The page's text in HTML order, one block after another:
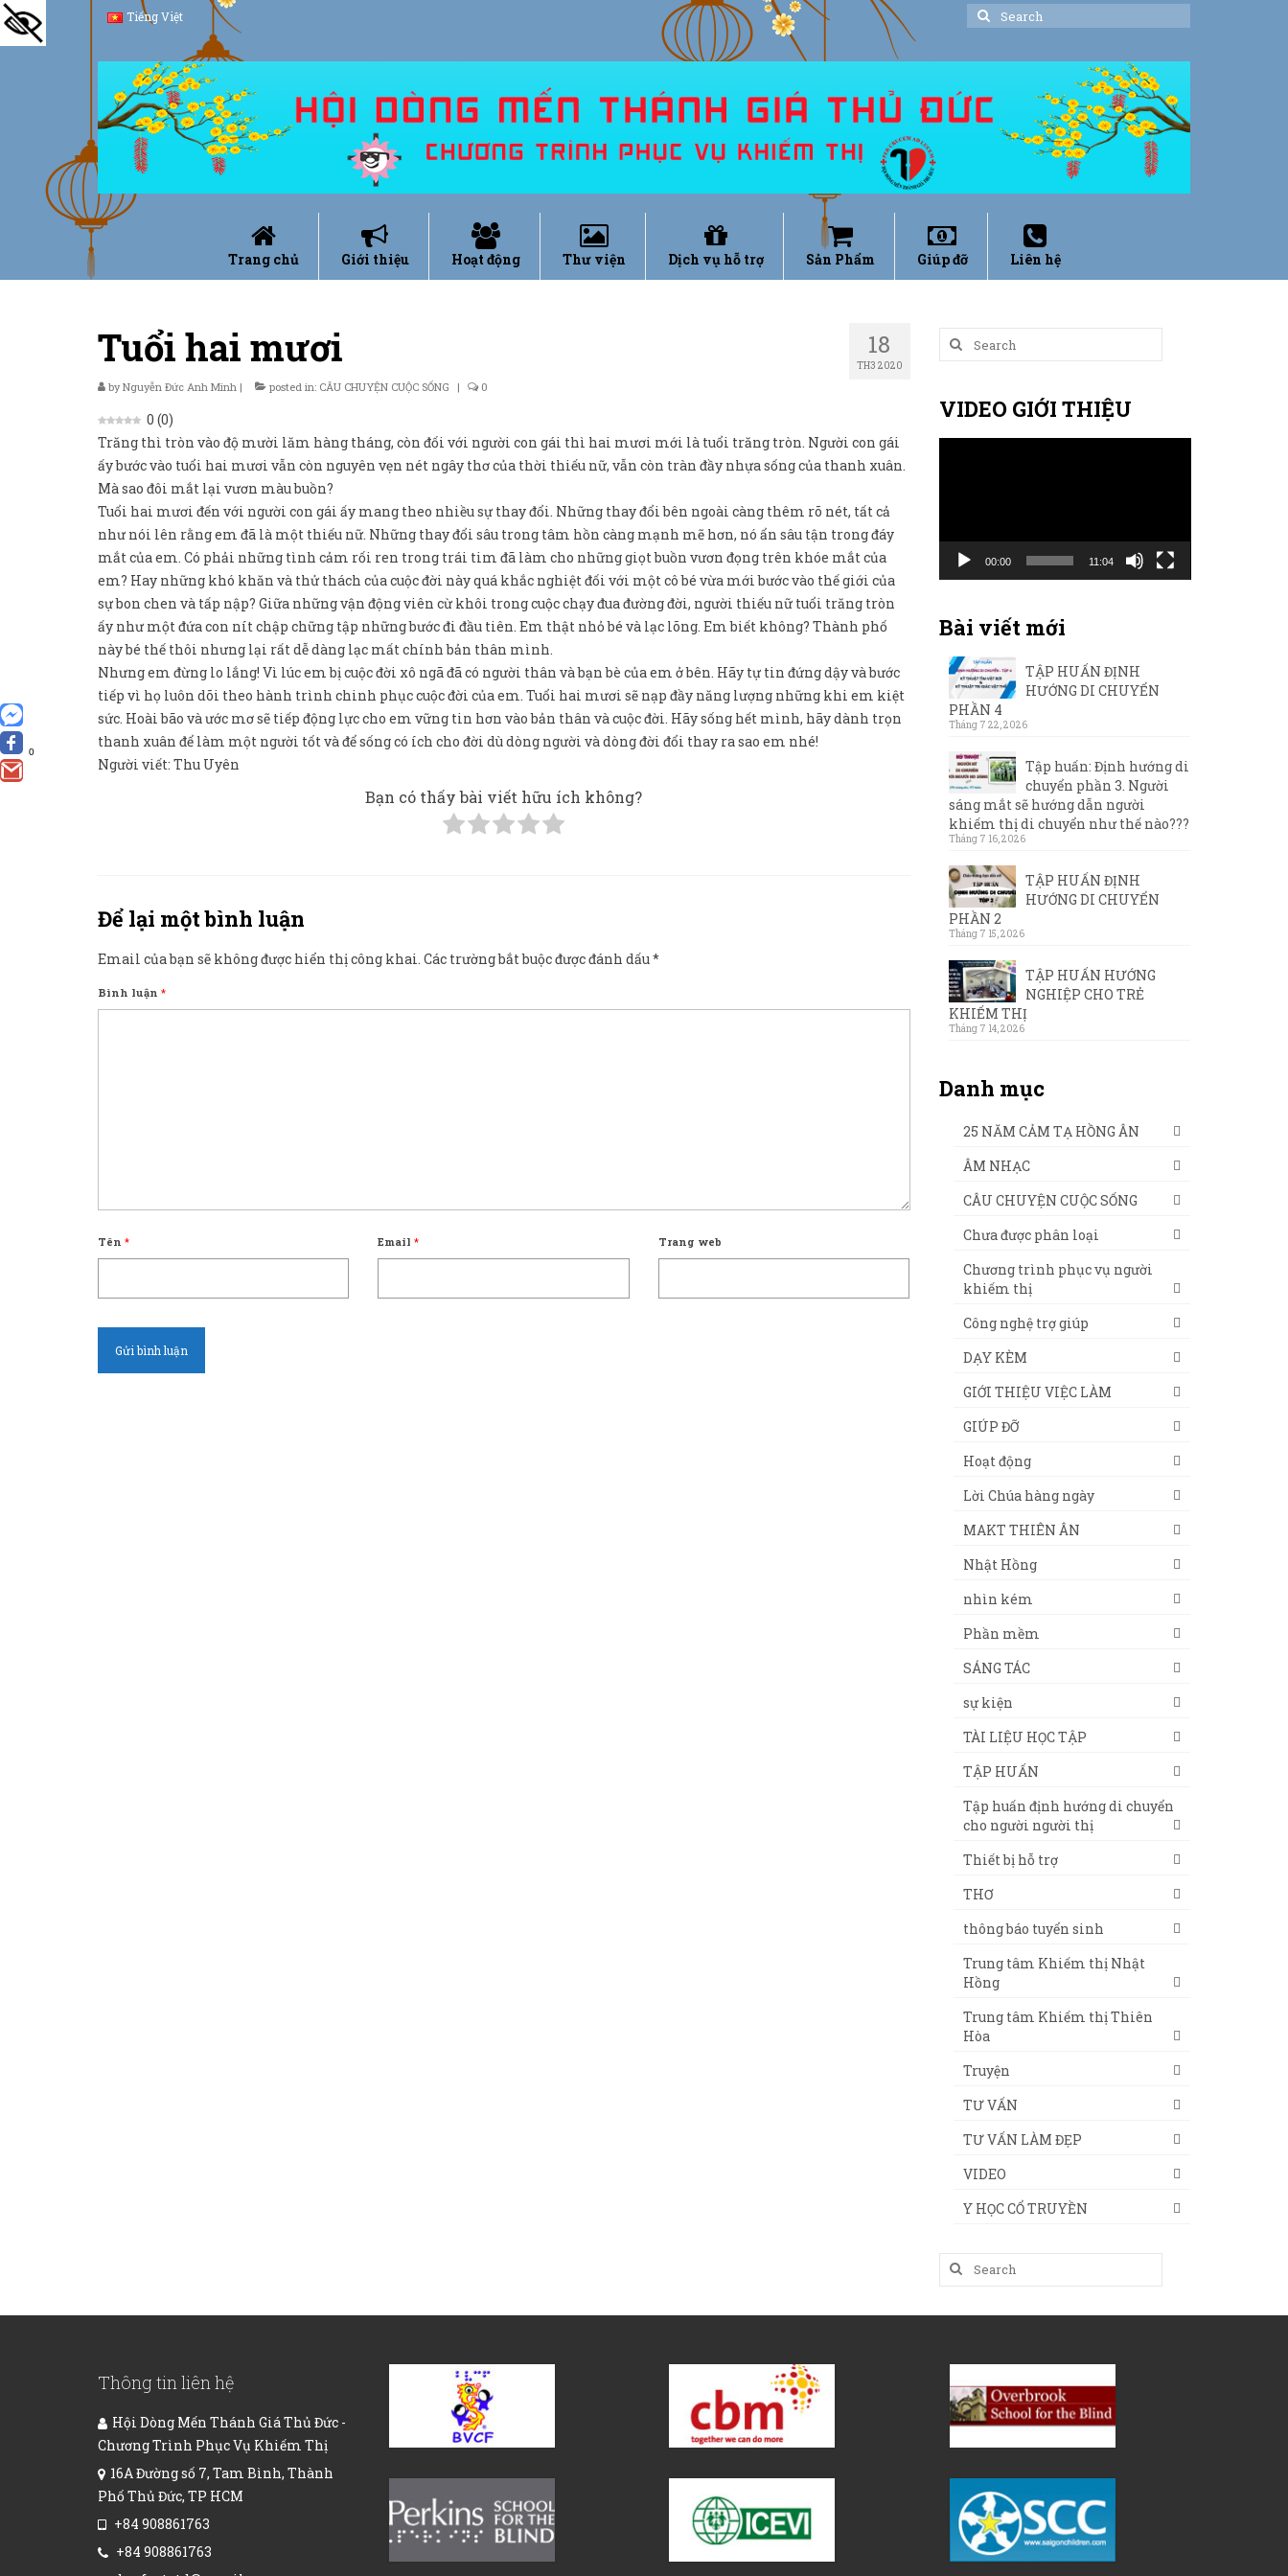
0
Tiếng Việt
Search
Trang chủ Giới thiệu Hoạt động Thư viện Dịch vụ hỗ trợ Sản Phẩm Giúp đỡ Liên hệ
18
TH3 2020
Tuổi hai mươi
byNguyễn Đức Anh Minh | posted in: CÂU CHUYỆN CUỘC SỐNG | 0
0 (0)
Trăng thì tròn vào độ mười lăm hàng tháng, còn đối với người con gái thì hai mươi mới là tuổi trăng tròn. Người con gái
ấy bước vào tuổi hai mươi vẫn còn nguyên vẹn nét ngây thơ của thời thiếu nữ, vẫn còn tràn đầy nhựa sống của thanh xuân.
Mà sao đôi mắt lại vươn màu buồn?
Tuổi hai mươi đến với người con gái ấy mang theo nhiều sự thay đổi. Những thay đổi bên ngoài càng thêm rõ nét, tất cả
như nói lên rằng em đã là một thiếu nữ. Những thay đổi sâu trong tâm hồn càng mạnh mẽ hơn, nó ẩn sâu tận trong đáy
mắt của em. Có phải những tình cảm rối ren trong trái tim đã làm cho những giọt buồn vươn đọng trên khóe mắt của
em? Hay những khó khăn và thử thách của cuộc đời này quá khắc nghiệt đối với một cô bé vừa mới bước vào thế giới của
sự bon chen và tấp nập? Giữa những vận động viên cừ khôi trong cuộc chạy đua đường đời, người thiếu nữ tuổi trăng tròn
ấy như một đứa con nít chập chững tập những bước đi đầu tiên. Em thật nhỏ bé và lạc lõng. Em biết không? Thành phố
này bé thế thôi nhưng lại rất dễ dàng lạc mất chính bản thân mình.
Nhưng em đừng lo lắng! Vì lúc em bị cuộc đời xô ngã đã có người thân và bạn bè của em ở bên. Hãy tự tin đứng dậy và bước
tiếp vì họ luôn dõi theo hành trình chinh phục cuộc đời của em. Tuổi hai mươi sẽ nạp đầy năng lượng những khi em kiệt
sức. Hoài bão và ước mơ sẽ tiếp động lực cho em vững tin hơn vào bản thân và cuộc đời. Hãy sống hết mình, hãy dành trọn
thanh xuân để làm một người tốt và để sống có ích cho đời dù dòng người và dòng đời đổi thay ra sao em nhé!
Người viết: Thu Uyên
Bạn có thấy bài viết hữu ích không?
Để lại một bình luận
Email của bạn sẽ không được hiển thị công khai. Các trường bắt buộc được đánh dấu*
Bình luận *
Tên * Email* Trang web
Search
for:
VIDEO GIỚI THIỆU
00:00 11:04
Bài viết mới
TẬP HUẤN ĐỊNH
HƯỚNG DI CHUYỂN
PHẦN 4
Tháng 7 22, 2026
Tập huấn: Định hướng di
chuyển phần 3. Người
sáng mắt sẽ hướng dẫn người
khiếm thị di chuyển như thế nào???
Tháng 7 16, 2026
TẬP HUẤN ĐỊNH
HƯỚNG DI CHUYỂN
PHẦN 2
Tháng 7 15, 2026
TẬP HUẤN HƯỚNG
NGHIỆP CHO TRẺ
KHIẾM THỊ
Tháng 7 14, 2026
Danh mục
25 NĂM CẢM TẠ HỒNG ÂN
ÂM NHẠC
CÂU CHUYỆN CUỘC SỐNG
Chưa được phân loại
Chương trình phục vụ người
khiếm thị
Công nghệ trợ giúp
DẠY KÈM
GIỚI THIỆU VIỆC LÀM
GIÚP ĐỠ
Hoạt động
Lời Chúa hàng ngày
MAKT THIÊN ÂN
Nhật Hồng
nhìn kém
Phần mềm
SÁNG TÁC
sự kiện
TÀI LIỆU HỌC TẬP
TẬP HUẤN
Tập huấn định hướng di chuyển
cho người người thị
Thiết bị hỗ trợ
THƠ
thông báo tuyển sinh
Trung tâm Khiếm thị Nhật
Hồng
Trung tâm Khiếm thị Thiên
Hòa
Truyện
TƯ VẤN
TƯ VẤN LÀM ĐẸP
VIDEO
Y HỌC CỔ TRUYỀN
Search
for:
Thông tin liên hệ
Hội Dòng Mến Thánh Giá Thủ Đức -
Chương Trình Phục Vụ Khiếm Thị
16A Đường số 7, Tam Bình, Thành
Phố Thủ Đức, TP HCM
+84 908861763
+84 908861763